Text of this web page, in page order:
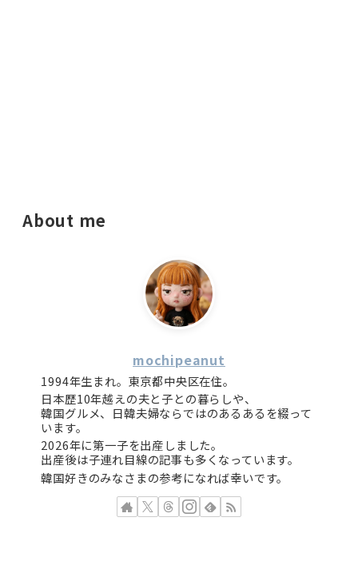
About me
mochipeanut
1994年生まれ。東京都中央区在住。
日本歴10年越えの夫と子との暮らしや、
韓国グルメ、日韓夫婦ならではのあるあるを綴って
います。
2026年に第一子を出産しました。
出産後は子連れ目線の記事も多くなっています。
韓国好きのみなさまの参考になれば幸いです。